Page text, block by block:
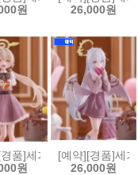
원
26,000원
미라이즈 피규어 Ave
리 시리즈 XStellar 피규어
품]세가 블루 아카이브
원
[예약][경품]세
26,000원